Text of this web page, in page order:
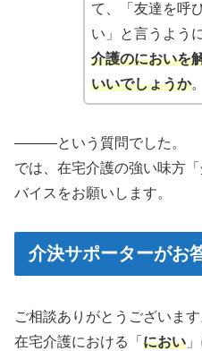
て、「友達を呼
い」と言うよう
介護のにおいを
いいでしょうか。
―――という質問でした。
では、在宅介護の強い味方
バイスをお願いします。
介決サポーターがお
ご相談ありがとうございます
在宅介護における「 におい